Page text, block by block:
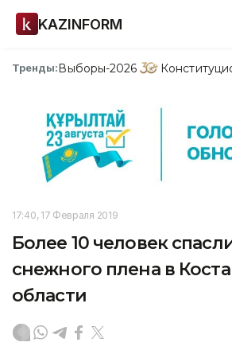
KAZINFORM
Тренды:Выборы-2026
17:40, 17 Февраля 2019
Более 10 человек
снежного плена в
области